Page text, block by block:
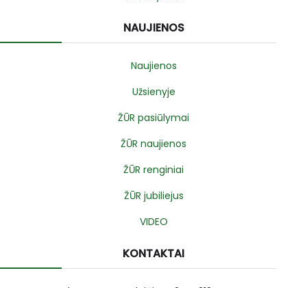
NAUJIENOS
Naujienos
Užsienyje
ŽŪR pasiūlymai
ŽŪR naujienos
ŽŪR renginiai
ŽŪR jubiliejus
VIDEO
KONTAKTAI